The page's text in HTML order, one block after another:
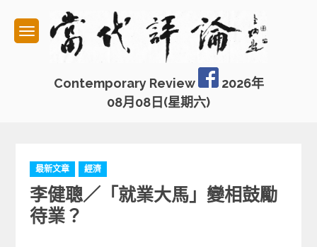
content
Contemporary Review
2026年
08月08日(星期六)
C
a
t
e
g
最新文章 經濟
李健聰／「就業大馬」變相鼓勵
待業？